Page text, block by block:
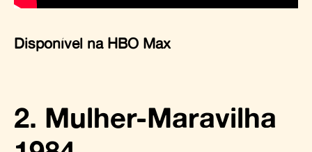
Disponível na HBO Max
2. Mulher-Maravilha